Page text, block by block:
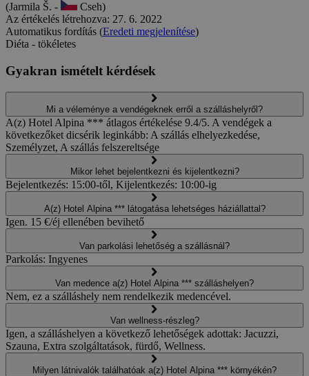
(Jarmila Š. -
Cseh)
Az értékelés létrehozva: 27. 6. 2022
Automatikus fordítás (Eredeti megjelenítése)
Diéta - tökéletes
Gyakran ismételt kérdések
Mi a véleménye a vendégeknek erről a szálláshelyről?
A(z) Hotel Alpina *** átlagos értékelése 9.4/5. A vendégek a
következőket dicsérik leginkább: A szállás elhelyezkedése,
Személyzet, A szállás felszereltsége
Mikor lehet bejelentkezni és kijelentkezni?
Bejelentkezés: 15:00-től, Kijelentkezés: 10:00-ig
A(z) Hotel Alpina *** látogatása lehetséges háziállattal?
Igen. 15 €/éj ellenében bevihető
Van parkolási lehetőség a szállásnál?
Parkolás: Ingyenes
Van medence a(z) Hotel Alpina *** szálláshelyen?
Nem, ez a szálláshely nem rendelkezik medencével.
Van wellness-részleg?
Igen, a szálláshelyen a következő lehetőségek adottak: Jacuzzi,
Szauna, Extra szolgáltatások, fürdő, Wellness.
Milyen látnivalók találhatóak a(z) Hotel Alpina *** környékén?